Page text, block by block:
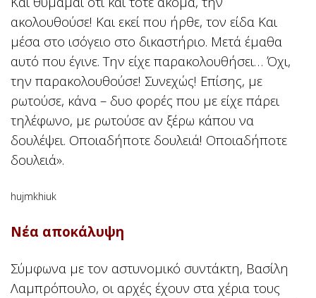
ακολουθούσε! Και εκεί που ήρθε, τον είδα Και
μέσα στο ισόγειο στο δικαστήριο. Μετά έμαθα
αυτό που έγινε. Την είχε παρακολουθήσει… Όχι,
την παρακολουθούσε! Συνεχώς! Επίσης, με
ρωτούσε, κάνα – δυο φορές που με είχε πάρει
τηλέφωνο, με ρωτούσε αν ξέρω κάπου να
δουλέψει. Οποιαδήποτε δουλειά! Οποιαδήποτε
δουλειά».
hujmkhiuk
Νέα αποκάλυψη
Σύμφωνα με τον αστυνομικό συντάκτη, Βασίλη
Λαμπρόπουλο, οι αρχές έχουν στα χέρια τους